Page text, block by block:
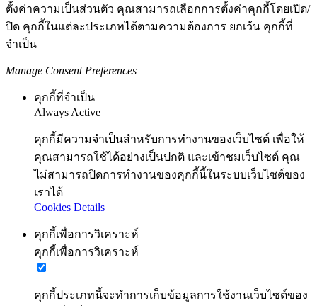
ตั้งค่าความเป็นส่วนตัว คุณสามารถเลือกการตั้งค่าคุกกี้โดยเปิด/
ปิด คุกกี้ในแต่ละประเภทได้ตามความต้องการ ยกเว้น คุกกี้ที่
จำเป็น
Manage Consent Preferences
คุกกี้ที่จำเป็น
Always Active
คุกกี้มีความจำเป็นสำหรับการทำงานของเว็บไซต์ เพื่อให้
คุณสามารถใช้ได้อย่างเป็นปกติ และเข้าชมเว็บไซต์ คุณ
ไม่สามารถปิดการทำงานของคุกกี้นี้ในระบบเว็บไซต์ของ
เราได้
Cookies Details
คุกกี้เพื่อการวิเคราะห์
คุกกี้เพื่อการวิเคราะห์
คุกกี้ประเภทนี้จะทำการเก็บข้อมูลการใช้งานเว็บไซต์ของ